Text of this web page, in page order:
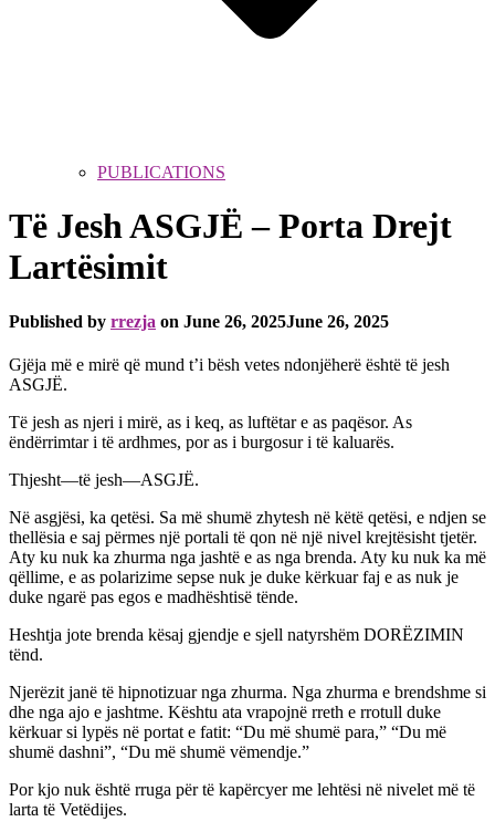
PUBLICATIONS
Të Jesh ASGJË – Porta Drejt
Lartësimit
Published by rrezja on June 26, 2025June 26, 2025
Gjëja më e mirë që mund t’i bësh vetes ndonjëherë është të jesh
ASGJË.
Të jesh as njeri i mirë, as i keq, as luftëtar e as paqësor. As
ëndërrimtar i të ardhmes, por as i burgosur i të kaluarës.
Thjesht—të jesh—ASGJË.
Në asgjësi, ka qetësi. Sa më shumë zhytesh në këtë qetësi, e ndjen se
thellësia e saj përmes një portali të qon në një nivel krejtësisht tjetër.
Aty ku nuk ka zhurma nga jashtë e as nga brenda. Aty ku nuk ka më
qëllime, e as polarizime sepse nuk je duke kërkuar faj e as nuk je
duke ngarë pas egos e madhështisë tënde.
Heshtja jote brenda kësaj gjendje e sjell natyrshëm DORËZIMIN
tënd.
Njerëzit janë të hipnotizuar nga zhurma. Nga zhurma e brendshme si
dhe nga ajo e jashtme. Kështu ata vrapojnë rreth e rrotull duke
kërkuar si lypës në portat e fatit: “Du më shumë para,” “Du më
shumë dashni”, “Du më shumë vëmendje.”
Por kjo nuk është rruga për të kapërcyer me lehtësi në nivelet më të
larta të Vetëdijes.